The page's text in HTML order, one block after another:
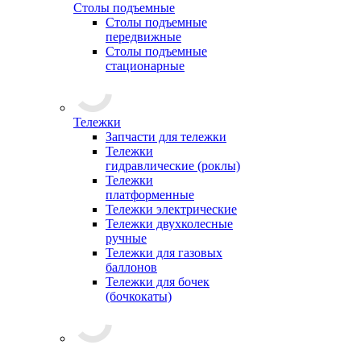
Столы подъемные
Столы подъемные
передвижные
Столы подъемные
стационарные
Тележки
Запчасти для тележки
Тележки
гидравлические (роклы)
Тележки
платформенные
Тележки электрические
Тележки двухколесные
ручные
Тележки для газовых
баллонов
Тележки для бочек
(бочкокаты)